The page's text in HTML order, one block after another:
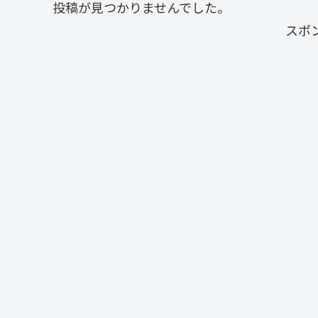
投稿が見つかりませんでした。
スポ